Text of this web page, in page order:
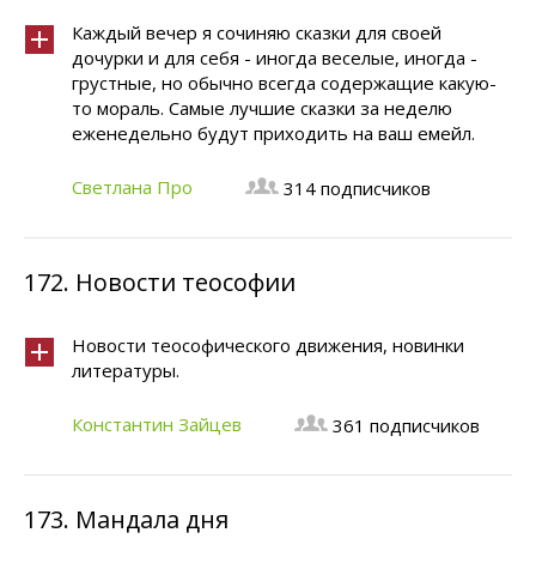
Каждый вечер я сочиняю сказки для своей
дочурки и для себя - иногда веселые, иногда -
грустные, но обычно всегда содержащие какую-
то мораль. Самые лучшие сказки за неделю
еженедельно будут приходить на ваш емейл.
Светлана Про 314 подписчиков
172. Новости теософии
Новости теософического движения, новинки
литературы.
Константин Зайцев 361 подписчиков
173. Мандала дня